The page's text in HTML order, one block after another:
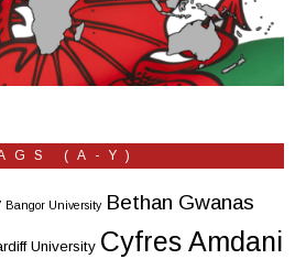
(A-Y)
Bangor University Bethan Gwanas
University Cyfres Amdani